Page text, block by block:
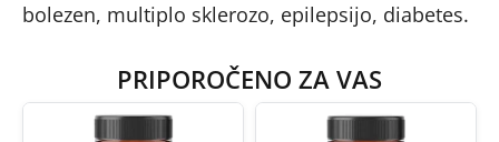
bolezen, multiplo sklerozo, epilepsijo, diabetes.
PRIPOROČENO ZA VAS